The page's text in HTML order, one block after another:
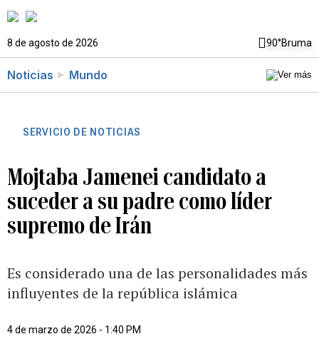
8 de agosto de 2026 90°Bruma
Noticias Mundo
SERVICIO DE NOTICIAS
Mojtaba Jamenei candidato a
suceder a su padre como líder
supremo de Irán
Es considerado una de las personalidades más
influyentes de la república islámica
4 de marzo de 2026 - 1:40 PM